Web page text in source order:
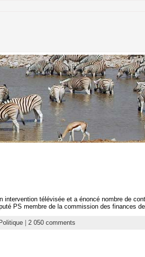
télévisée et a énoncé nombre de
PS membre de la commission des finances
Politique| 2 050 comments